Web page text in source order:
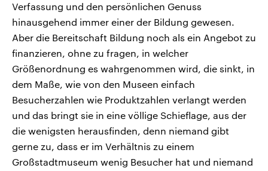
Verfassung und den persönlichen Genuss
hinausgehend immer einer der Bildung gewesen.
Aber die Bereitschaft Bildung noch als ein Angebot zu
finanzieren, ohne zu fragen, in welcher
Größenordnung es wahrgenommen wird, die sinkt, in
dem Maße, wie von den Museen einfach
Besucherzahlen wie Produktzahlen verlangt werden
und das bringt sie in eine völlige Schieflage, aus der
die wenigsten herausfinden, denn niemand gibt
gerne zu, dass er im Verhältnis zu einem
Großstadtmuseum wenig Besucher hat und niemand